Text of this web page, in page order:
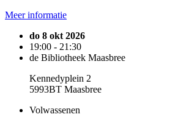
Meer informatie
do 8 okt 2026
19:00 - 21:30
de Bibliotheek Maasbree
Kennedyplein 2
5993BT Maasbree
Volwassenen